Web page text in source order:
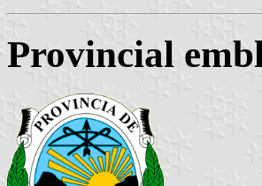
Provincial